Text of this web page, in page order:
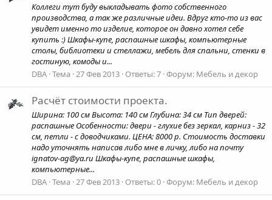
Коллеги тут буду выкладывать фото собственного
производства, а так же различные идеи. Вдруг кто-то из вас
увидет именно то изделие, которое он давно хотел себе
купить :) Шкафы-купе, распашные шкафы, компьютерные
столы, библиотеки и стеллажи, мебель для спальни, стенки в
гостиную, комоды и...
DBA Тема 27 Фев 2013 Ответы: 7 Форум: Мебель и декор
Расчёт стоимости проекта.
Ширина: 100 см Высота: 140 см Глубина: 34 см Тип дверей:
распашные Особенности: двери - глухие без зеркал, карниз - 32
см, петли - с доводчиками. ЦЕНА: 8000 р. Стоимость доставки
надо уточнять написав либо мне в личку, либо на почту
ignatov-ag@ya.ru Шкафы-купе, распашные шкафы,
компьютерные...
DBA Тема 27 Фев 2013 Ответы: 0 Форум: Мебель и декор